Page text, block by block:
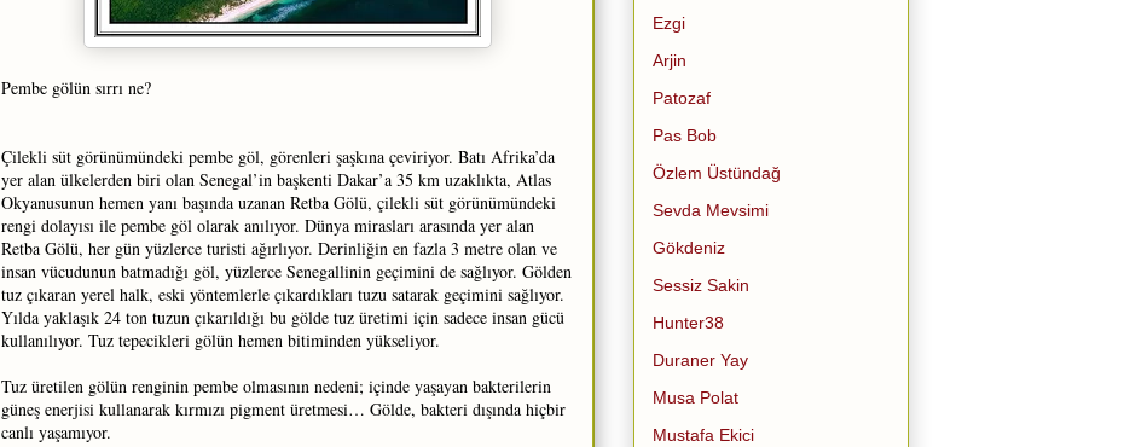
Pembe gölün sırrı ne?
Çilekli süt görünümündeki pembe göl, görenleri şaşkına çeviriyor. Batı Afrika’da
yer alan ülkelerden biri olan Senegal’in başkenti Dakar’a 35 km uzaklıkta, Atlas
Okyanusunun hemen yanı başında uzanan Retba Gölü, çilekli süt görünümündeki
rengi dolayısı ile pembe göl olarak anılıyor. Dünya mirasları arasında yer alan
Retba Gölü, her gün yüzlerce turisti ağırlıyor. Derinliğin en fazla 3 metre olan ve
insan vücudunun batmadığı göl, yüzlerce Senegallinin geçimini de sağlıyor. Gölden
tuz çıkaran yerel halk, eski yöntemlerle çıkardıkları tuzu satarak geçimini sağlıyor.
Yılda yaklaşık 24 ton tuzun çıkarıldığı bu gölde tuz üretimi için sadece insan gücü
kullanılıyor. Tuz tepecikleri gölün hemen bitiminden yükseliyor.
Tuz üretilen gölün renginin pembe olmasının nedeni; içinde yaşayan bakterilerin
güneş enerjisi kullanarak kırmızı pigment üretmesi… Gölde, bakteri dışında hiçbir
canlı yaşamıyor.
Ezgi
Arjin
Patozaf
Pas Bob
Özlem Üstündağ
Sevda Mevsimi
Gökdeniz
Sessiz Sakin
Hunter38
Duraner Yay
Musa Polat
Mustafa Ekici